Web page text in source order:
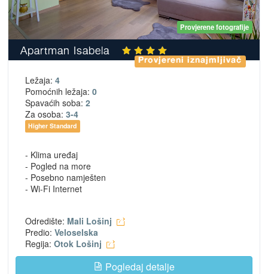
Provjerene fotografije
Apartman Isabela
Provjereni iznajmljivač
Ležaja: 4
Pomoćnih ležaja: 0
Spavaćih soba: 2
Za osoba: 3-4
Higher Standard
- Klima uređaj
- Pogled na more
- Posebno namješten
- Wi-Fi Internet
Odredište: Mali Lošinj
Predio: Veloselska
Regija: Otok Lošinj
Pogledaj detalje